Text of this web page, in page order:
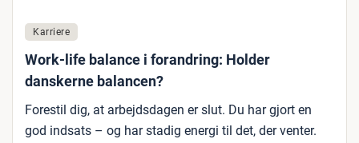
Karriere
Work-life balance i forandring: Holder
danskerne balancen?
Forestil dig, at arbejdsdagen er slut. Du har gjort en
god indsats – og har stadig energi til det, der venter.